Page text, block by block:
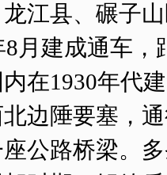
江县、碾子
8月建成通车
1930年代建
边陲要塞，
公路桥梁。